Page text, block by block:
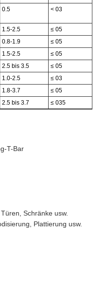
0.5 < 03
1.5-2.5
≤ 05
0.8-1.9 ≤ 05
1.5-2.5
≤ 05
2.5 bis 3.5
≤ 05
1.0-2.5
≤ 03
1.8-3.7
≤ 05
2.5 bis 3.7 ≤ 035
T-Bar
Schränke usw.
Plattierung usw.